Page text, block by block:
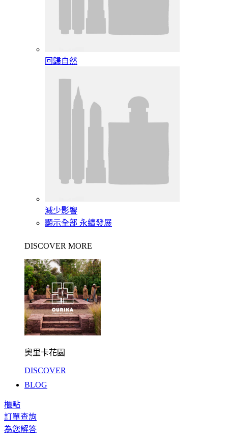
回歸自然
減少影響
顯示全部 永續發展
DISCOVER MORE
奧里卡花園
DISCOVER
BLOG
櫃點
訂單查詢
為您解答